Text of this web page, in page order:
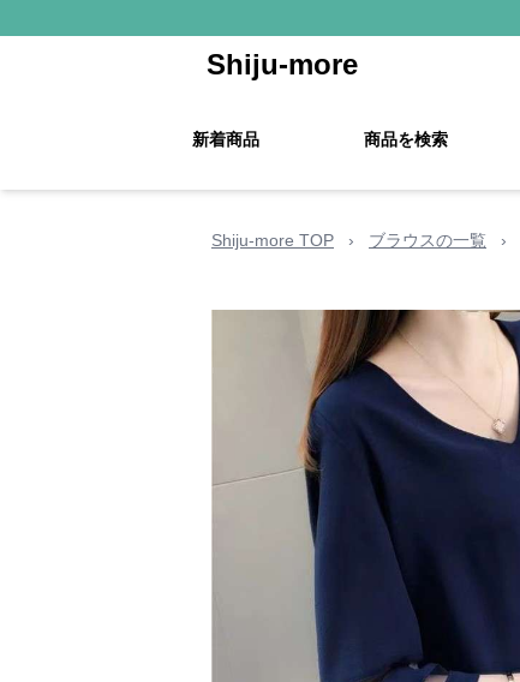
Shiju-more
新着商品 商品を検索
Shiju-more TOP › ブラウスの一覧 ›